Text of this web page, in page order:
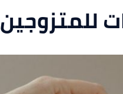
للمتزوجين